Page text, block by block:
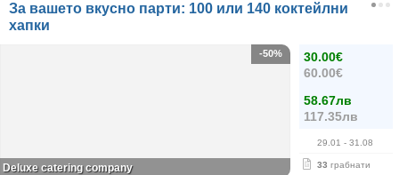
За вашето вкусно парти: 100 или 140 коктейлни
хапки
30.00€
60.00€
58.67лв
117.35лв
29.01 - 31.08
33 грабнати
-50%
Deluxe catering company